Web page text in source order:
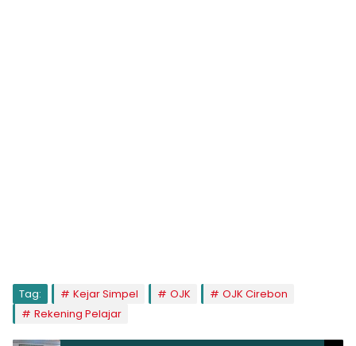
Tag: Kejar Simpel OJK
OJK Cirebon
Rekening Pelajar